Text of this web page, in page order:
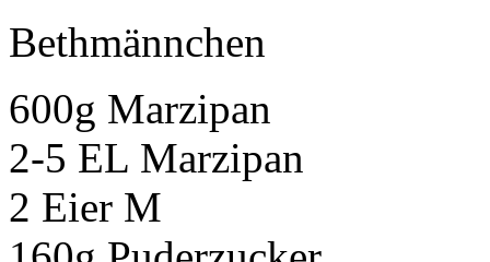
Bethmännchen
600g Marzipan
2-5 EL Marzipan
2 Eier M